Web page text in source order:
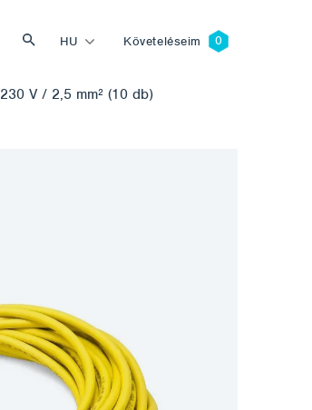
HU Követeléseim
V / 2,5 mm² (10 db)